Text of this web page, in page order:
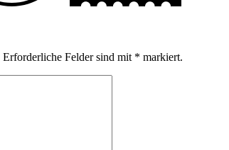
Erforderliche Felder sind mit * markiert.